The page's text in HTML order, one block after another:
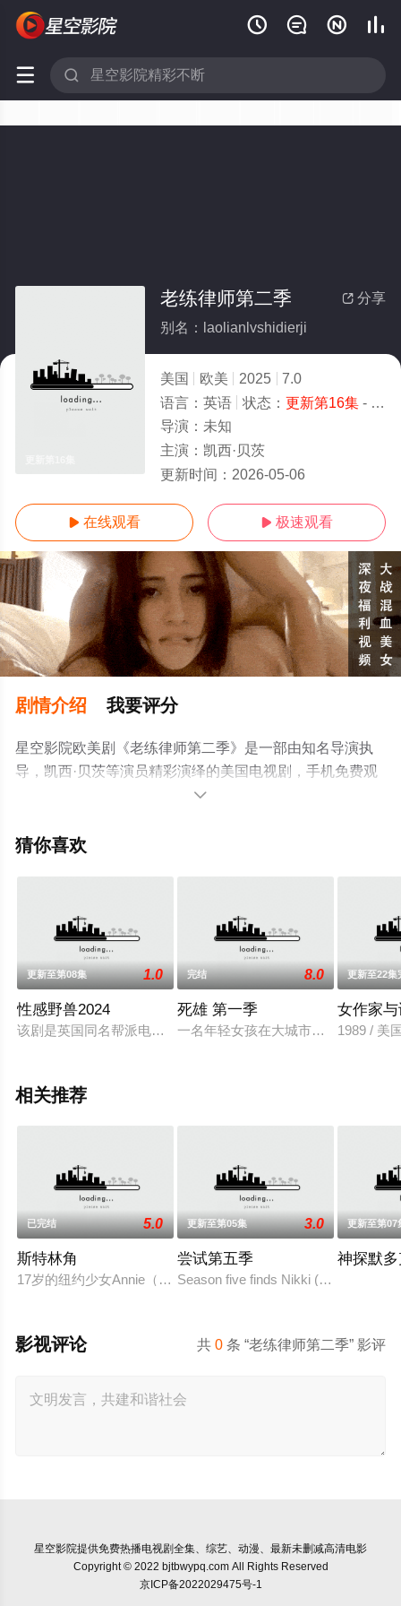
   
 
 分享
老练律师第二季
别名：laolianlvshidierji
美国 欧美 2025
7.0
语言： 英语 状态： 更新第16集- 免费在线观看
导演： 未知
主演： 凯西·贝茨
更新时间： 2026-05-06
 在线观看  极速观看
剧情介绍 我要评分
星空影院欧美剧《老练律师第二季》是一部由知名导演执
导，凯西·贝茨等演员精彩演绎的美国电视剧，手机免费观
看高清无删减完整版电视剧全集就上星空影视，更多相关

猜你喜欢
更新至第08集 1.0
性感野兽2024
该剧是英国同名帮派电影的前传剧集，背景设定在90年代的伦
完结 8.0
死雄 第一季
一名年轻女孩在大城市失踪了，神父
更新至22集
女作家
1989 / 美国
相关推荐
已完结 5.0
斯特林角
17岁的纽约少女Annie（艾拉·鲁宾 饰）和双胞胎哥哥由养父抚
更新至第05集 3.0
尝试第五季
Season five finds Nikki (Esther
更新至第07
神探默
共0 条 “老练律师第二季” 影评
影视评论
星空影院提供免费热播电视剧全集、综艺、动漫、最新未删减高清电影
Copyright © 2022 bjtbwypq.com All Rights Reserved
京ICP备2022029475号-1